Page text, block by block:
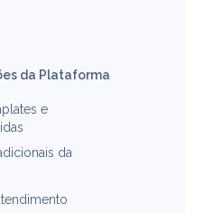
da Plataforma
e
da